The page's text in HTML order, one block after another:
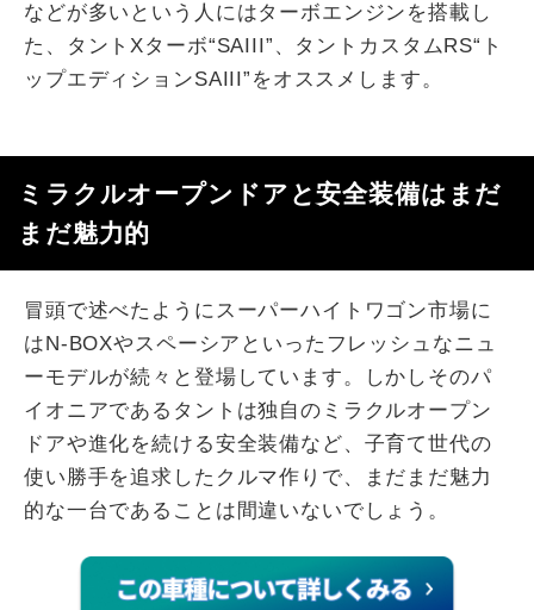
などが多いという人にはターボエンジンを搭載し
た、タントXターボ“SAIII”、タントカスタムRS“ト
ップエディションSAIII”をオススメします。
ミラクルオープンドアと安全装備はまだ
まだ魅力的
冒頭で述べたようにスーパーハイトワゴン市場に
はN-BOXやスペーシアといったフレッシュなニュ
ーモデルが続々と登場しています。しかしそのパ
イオニアであるタントは独自のミラクルオープン
ドアや進化を続ける安全装備など、子育て世代の
使い勝手を追求したクルマ作りで、まだまだ魅力
的な一台であることは間違いないでしょう。